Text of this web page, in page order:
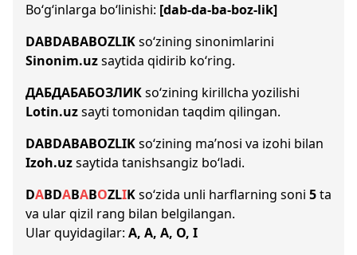
Bo‘g‘inlarga bo‘linishi: [dab-da-ba-boz-lik]
DABDABABOZLIKso‘zining sinonimlarini
Sinonim.uzsaytida qidirib ko‘ring.
ДАБДАБАБОЗЛИКso‘zining kirillcha yozilishi
Lotin.uzsayti tomonidan taqdim qilingan.
DABDABABOZLIKso‘zining ma’nosi va izohi bilan
Izoh.uzsaytida tanishsangiz bo‘ladi.
DABDABABOZLIKso‘zida unli harflarning soni 5ta
va ular qizil rang bilan belgilangan.
Ular quyidagilar: A, A, A, O, I